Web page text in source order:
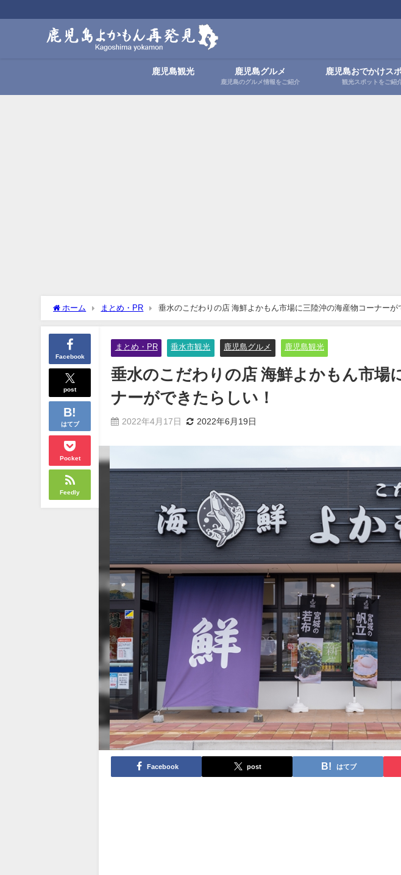
鹿児島観光 鹿児島グルメ
鹿児島のグルメ情報をご紹介
鹿児島おでかけス
観光スポットをご紹
ホーム まとめ・PR 垂水のこだわりの店 海鮮よかもん市場に三陸沖の海産物コーナーが
Facebook
post
はてブ
Pocket
Feedly
まとめ・PR 垂水市観光 鹿児島グルメ 鹿児島観光
垂水のこだわりの店 海鮮よかもん市場
ナーができたらしい！
2022年4月17日 2022年6月19日
Facebook post はてブ